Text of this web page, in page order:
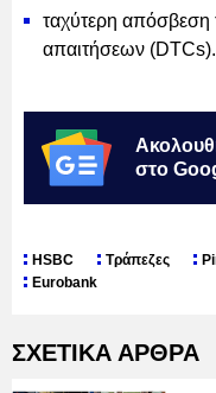
ταχύτερη
απαιτήσεων (DTCs).
στο
HSBC Τράπεζες
Eurobank
ΣΧΕΤΙΚΑ ΑΡΘΡΑ